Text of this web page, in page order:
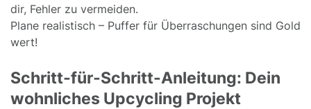
dir, Fehler zu vermeiden.
Plane realistisch – Puffer für Überraschungen sind Gold
wert!
Schritt-für-Schritt-Anleitung: Dein
wohnliches Upcycling Projekt